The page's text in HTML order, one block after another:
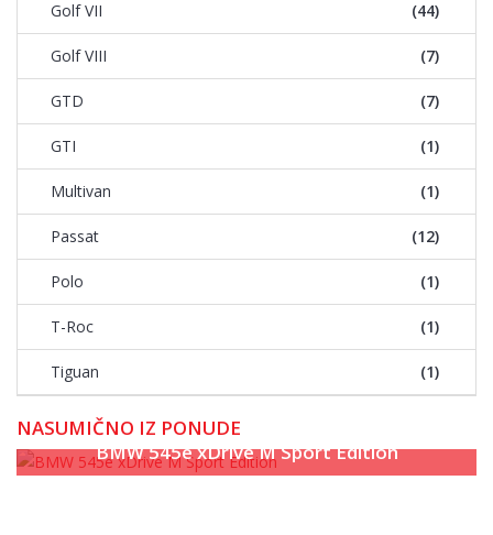
Golf VII (44)
Golf VIII (7)
GTD (7)
GTI (1)
Multivan (1)
Passat (12)
Polo (1)
T-Roc (1)
Tiguan (1)
NASUMIČNO IZ PONUDE
Volkswagen Golf 8 2.0 TDI – Match